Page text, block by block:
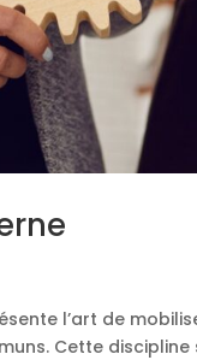
l’art de
Cette discipline